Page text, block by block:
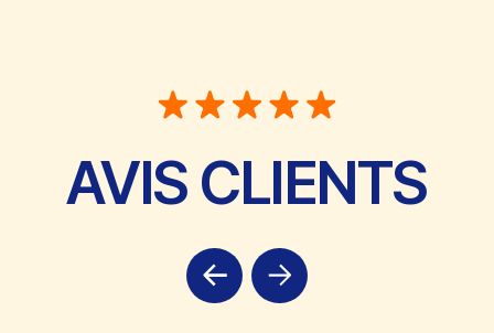
+33 4 83 39 16 49
LIVRAISON
CLICK & COLLECT